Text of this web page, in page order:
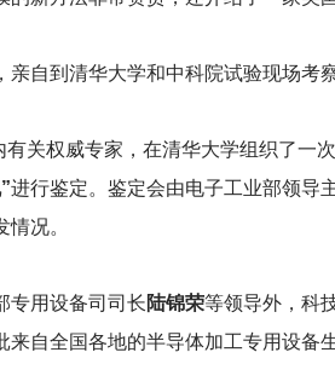
自到清华大学和中科院试验现场考察
关权威专家，在清华大学组织了一
进行鉴定。鉴定会由电子工业部领导
况。
专用设备司司长陆锦荣等领导外，科
自全国各地的半导体加工专用设备